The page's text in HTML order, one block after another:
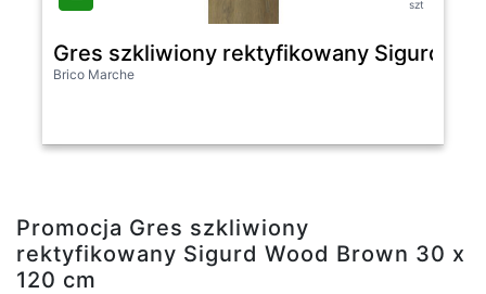
szt
Gres szkliwiony rektyfikowany Sigurd
Brico Marche
Promocja Gres szkliwiony
rektyfikowany Sigurd Wood Brown 30 x
120 cm